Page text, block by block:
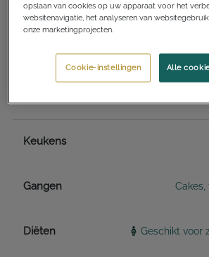
Voorbereidingstijd
Kooktijd
Totale benodigde tijd
Keukens
Gangen Cakes,
Diëten Geschikt voor
opslaan van cookies op uw apparaat voor het
websitenavigatie, het analyseren van
onze marketingprojecten.
Alle
Cookie-instellingen